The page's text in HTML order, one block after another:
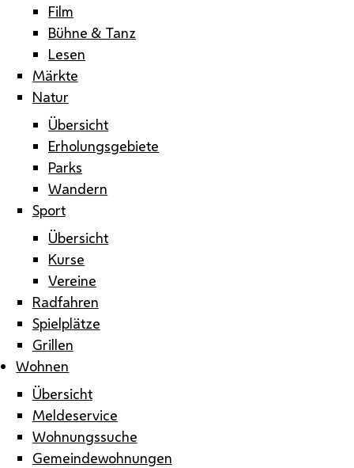
Film
Bühne & Tanz
Lesen
Märkte
Natur
Übersicht
Erholungsgebiete
Parks
Wandern
Sport
Übersicht
Kurse
Vereine
Radfahren
Spielplätze
Grillen
Wohnen
Übersicht
Meldeservice
Wohnungssuche
Gemeindewohnungen